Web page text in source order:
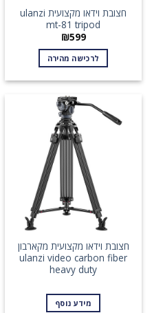
חצובת וידאו מקצועית ulanzi
mt-81 tripod
₪599
לרכישה מהירה
חצובת וידאו מקצועית מקארבון
ulanzi video carbon fiber
heavy duty
מידע נוסף